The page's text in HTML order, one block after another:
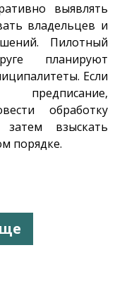
выявлять
владельцев и
Пилотный
планируют
Если
предписание,
обработку
затем взыскать
порядке.